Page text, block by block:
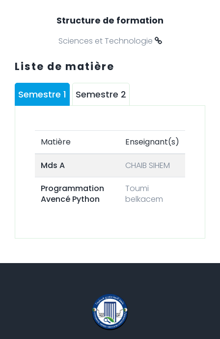
Structure de formation
Sciences et Technologie
Liste de matière
Semestre 1 Semestre 2
Matière Enseignant(s)
Mds A CHAIB SIHEM
Programmation
Avencé Python
Toumi
belkacem